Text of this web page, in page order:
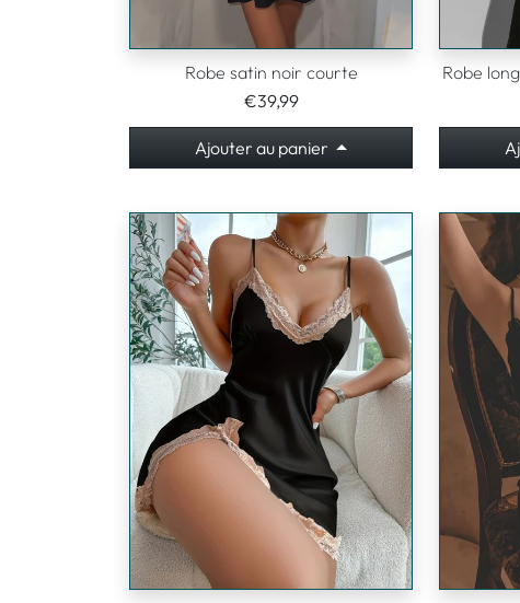
Robe satin noir courte
€39,99
Ajouter au panier
Robe